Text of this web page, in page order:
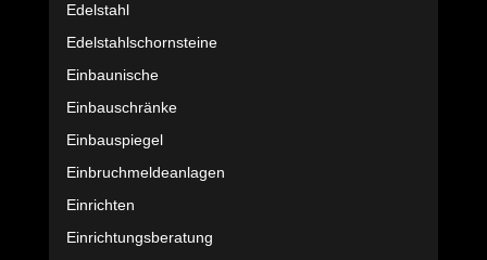
Edelstahl
Edelstahlschornsteine
Einbaunische
Einbauschränke
Einbauspiegel
Einbruchmeldeanlagen
Einrichten
Einrichtungsberatung